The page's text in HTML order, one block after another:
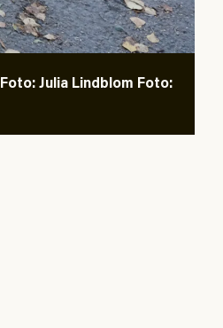
Foto: Julia Lindblom Foto: